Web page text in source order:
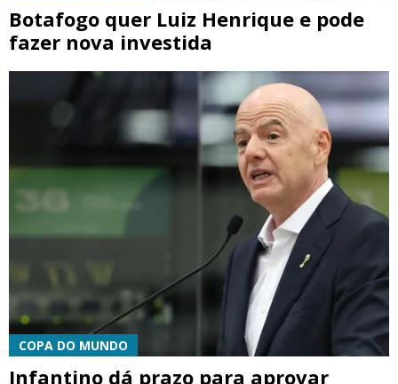
Botafogo quer Luiz Henrique e pode
fazer nova investida
COPA DO MUNDO
Infantino dá prazo para aprovar